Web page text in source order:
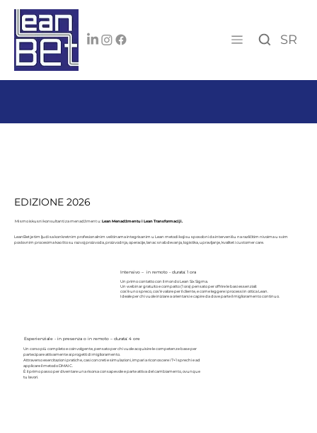
SR
EDIZIONE 2026
Mi smo iskusni konsultanti za menadžment u:Lean Menadžmentu i Lean Transformaciji.
LeanBet je tim ljudi sa konkretnim profesionalnim veštinama integrisanim u Lean metodi koji su sposobni da intervenišu na različitim nivoima u svim
poslovnim procesima kao što su razvoj proizvoda, proizvodnja, operacije, lanac snabdevanja, logistika, upravljanje, kvalitet i customer care.
Intensivo – in remoto - durata: 1 ora
Un primo contatto con il mondo Lean Six Sigma.
Un webinar gratuito e compatto (1 ora) pensato per offrire le basi essenziali:
cos’è uno spreco, cos’è valore per il cliente, e come leggere i processi in ottica Lean.
Ideale per chi vuole iniziare a orientarsi e capire da dove parte il miglioramento continuo.​
Esperienziale - in presenza o in remoto – durata: 4 ore
Un corso più completo e coinvolgente, pensato per chi vuole acquisire le competenze base per
partecipare attivamente ai progetti di miglioramento.
Attraverso esercitazioni pratiche, casi concreti e simulazioni, impari a riconoscere i 7+1 sprechi e ad
applicare il metodo DMAIC.
È il primo passo per diventare una risorsa consapevole e parte attiva del cambiamento, ovunque
tu lavori.